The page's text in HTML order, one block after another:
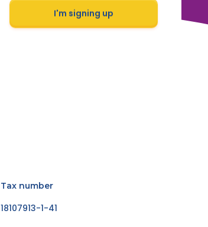
I'm signing up
Tax number
18107913-1-41